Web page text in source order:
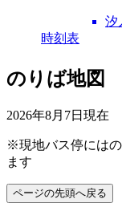
汐
時刻表
のりば地図
2026年8月7日 現在
※現地バス停には
ます
ページの先頭へ戻る